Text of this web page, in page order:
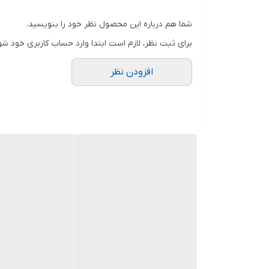
شما هم درباره این محصول نظر خود را بنویسید.
برای ثبت نظر، لازم است ابتدا وارد حساب کاربری خود
افزودن نظر